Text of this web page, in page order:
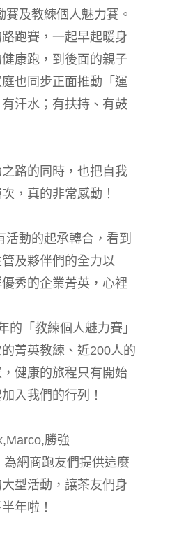
及教練個人魅力賽。
跑賽，一起早起暖身
康跑，到後面的親子
也同步正面推動「運
汗水；有扶持、有鼓
路的同時，也把自我
，真的非常感動！
動的起承轉合，看到
及夥伴們的全力以
秀的企業菁英，心裡
的「教練個人魅力賽」
菁英教練、近200人的
健康的旅程只有開始
入我們的行列！
勝強
網商跑友們提供這麼
型活動，讓茶友們身
年啦！